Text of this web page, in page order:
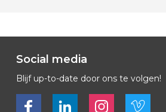
Social media
Blijf up-to-date door ons te volgen!
Bekijk ons op FacebookBekijk ons op LinkedInBekijk ons op LinkedInBekijk ons op Vimeo